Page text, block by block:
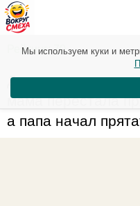
Рейтинг: 70
Детство
мама перестала
а папа начал
Мы используем куки и